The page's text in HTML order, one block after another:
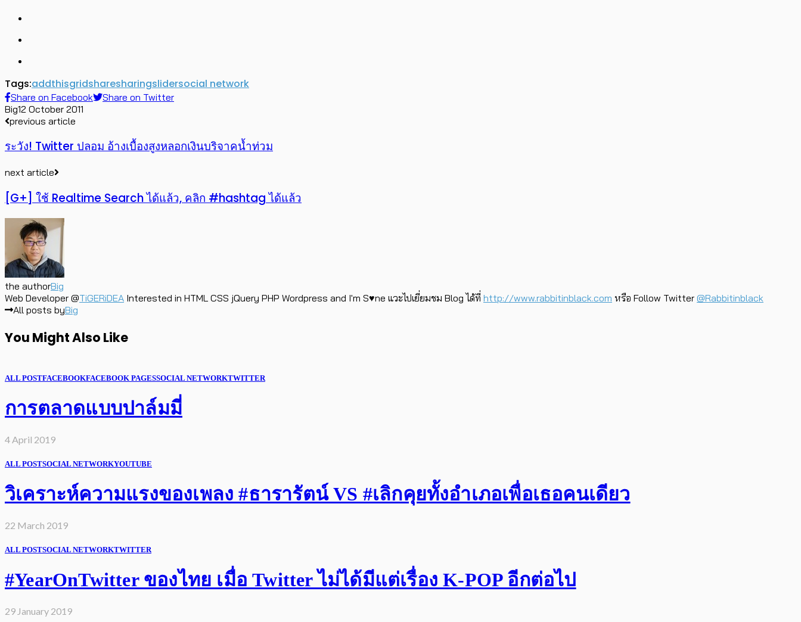
Tags:addthisgridsharesharingslidersocial network
Share on Facebook
Share on Twitter
Big12 October 2011
previous article
ระวัง! Twitter ปลอม อ้างเบื้องสูงหลอกเงินบริจาคน้ำท่วม
next article
[G+] ใช้ Realtime Search ได้แล้ว, คลิก #hashtag ได้แล้ว
the authorBig
Web Developer @TiGERiDEA Interested in HTML CSS jQuery PHP Wordpress and I'm S♥ne แวะไปเยี่ยมชม Blog ได้ที่ http://www.rabbitinblack.com หรือ Follow Twitter @Rabbitinblack
All posts byBig
You Might Also Like
ALL POSTFACEBOOKFACEBOOK PAGESSOCIAL NETWORKTWITTER
การตลาดแบบปาล์มมี่
4 April 2019
ALL POSTSOCIAL NETWORKYOUTUBE
วิเคราะห์ความแรงของเพลง #ธารารัตน์ VS #เลิกคุยทั้งอำเภอเพื่อเธอคนเดียว
22 March 2019
ALL POSTSOCIAL NETWORKTWITTER
#YearOnTwitter ของไทย เมื่อ Twitter ไม่ได้มีแต่เรื่อง K-POP อีกต่อไป
29 January 2019